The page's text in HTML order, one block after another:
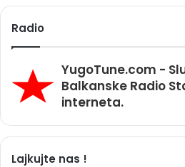
Radio
YugoTune.com -
Balkanske Radio
interneta.
Lajkujte nas !